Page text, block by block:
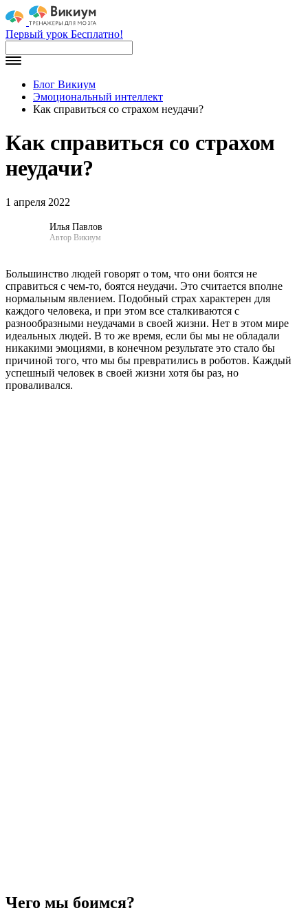
Первый урок Бесплатно!
Блог Викиум
Эмоциональный интеллект
Как справиться со страхом неудачи?
Как справиться со страхом
неудачи?
1 апреля 2022
Илья Павлов
Автор Викиум
Большинство людей говорят о том, что они боятся не
справиться с чем-то, боятся неудачи. Это считается вполне
нормальным явлением. Подобный страх характерен для
каждого человека, и при этом все сталкиваются с
разнообразными неудачами в своей жизни. Нет в этом мире
идеальных людей. В то же время, если бы мы не обладали
никакими эмоциями, в конечном результате это стало бы
причиной того, что мы бы превратились в роботов. Каждый
успешный человек в своей жизни хотя бы раз, но
проваливался.
Чего мы боимся?